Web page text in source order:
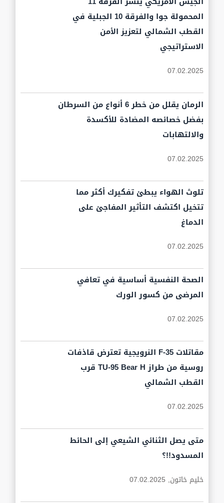
المحمولة جوا والفرقة 10 الجبلية في
القطب الشمالي لتعزيز الأمن
الاستراتيجي
07.02.2025
الرمان يقلل من خطر 6 أنواع من السرطان
بفضل خصائصه المضادة للأكسدة
والالتهابات
07.02.2025
تلوث الهواء يبطئ تفكيرك أكثر مما
تتخيل اكتشف التأثير المفاجئ على
الدماغ
07.02.2025
الصحة النفسية أساسية في تعافي
المرضى من كسور الورك
07.02.2025
مقاتلات F-35 النرويجية تعترض قاذفات
روسية من طراز TU-95 Bear H قرب
القطب الشمالي
07.02.2025
متى يصل الثنائي الشيعي إلى الحائط
المسدود!!؟
خليم خاتون, 07.02.2025